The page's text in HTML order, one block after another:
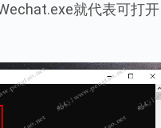
就代表可打开